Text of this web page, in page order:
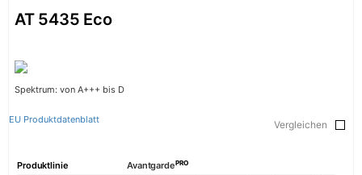
AT 5435 Eco
Spektrum: von A+++ bis D
EU Produktdatenblatt Vergleichen
Produktlinie AvantgardePRO